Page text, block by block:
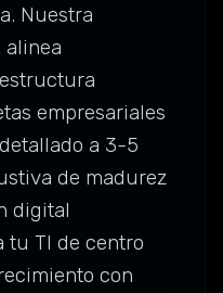
Nuestra
empresariales
a 3-5
de madurez
digital
tu TI de centro
con